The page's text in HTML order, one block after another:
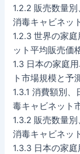
1.2.2 販売数量
消毒キャビネッ
1.2.3 世界の家
ット平均販売価
1.3 日本の家庭
ト市場規模と予
1.3.1 消費額別
毒キャビネット
1.3.2 販売数量
消毒キャビネッ
1.3.3 日本の家